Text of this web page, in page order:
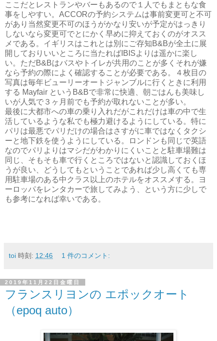
ここだとレストランやバーもあるので１人でもまともな食
事をしやすい。ACCORの予約システムは事前変更可と不可
があり当然変更不可のほうがかなり安いが予定がはっきり
しないなら変更可でとにかく早めに抑えておくのがオスス
メである。イギリスはこれとは別にご存知B&Bが全土に展
開しておりいいところに当たればIBISよりは遥かに楽し
い。ただB&Bはバスやトイレが共用のことが多くそれが嫌
なら予約の際によく確認することが必要である。４枚目の
写真は毎年ビューリーオートジャンブルに行くときに利用
する Mayfair というB&Bで非常に快適、朝ごはんも美味し
いが人気で３ヶ月前でも予約が取れないことが多い。
最後に大都市への車の乗り入れだがこれだけは車の中で生
活しているような私でも極力避けるようにしている。特に
パリは最悪でパリだけの場合はさすがに車ではなくタクシ
ーと地下鉄を使うようにしている。ロンドンも同じで英語
なのでパリよりはマシだがわかりにくいことと駐車場難は
同じ、そもそも車で行くところではないと認識しておくほ
うが良い、どうしてもということであれば少し高くても専
用駐車場のある中クラス以上のホテルをオススメする。ヨ
ーロッパをレンタカーで旅してみよう、という方に少しで
も参考になれば幸いである。
toi 時刻: 12:46 1 件のコメント:
2019年11月22日金曜日
フランスリヨンの エポックオート
（epoq auto）